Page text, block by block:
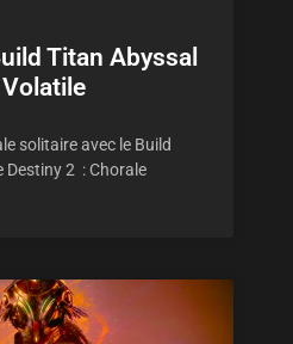
Titan Abyssal
solitaire avec le Build
Destiny 2 : Chorale